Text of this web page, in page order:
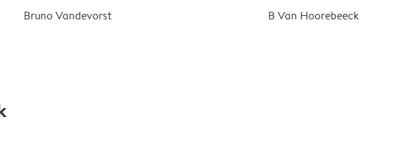
Bruno Vandevorst B Van Hoorebeeck